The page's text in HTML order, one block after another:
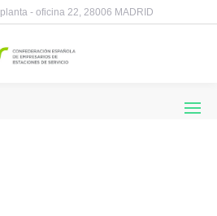
- oficina 22, 28006 MADRID